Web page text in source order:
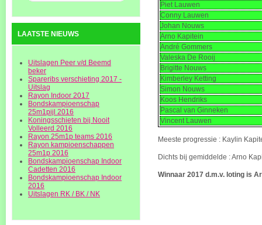
LAATSTE NIEUWS
Uitslagen Peer v/d Beemd
beker
Spareribs verschieting 2017 -
Uitslag
Rayon Indoor 2017
Bondskampioenschap
25m1pijl 2016
Koningsschieten bij Nooit
Volleerd 2016
Rayon 25m1p teams 2016
Rayon kampioenschappen
25m1p 2016
Bondskampioenschap Indoor
Cadetten 2016
Bondskampioenschap Indoor
2016
Uitslagen RK / BK / NK
Piet Lauwen
Conny Lauwen
Johan Nouws
Arno Kapitein
André Gommers
Valeska De Rooij
Brigitte Nouws
Kimberley Ketting
Simon Nouws
Koos Hendriks
Pascal van Ginneken
Vincent Lauwen
Meeste progressie : Kaylin
Dichts bij gemiddelde : Arno
Winnaar 2017 d.m.v. loting is